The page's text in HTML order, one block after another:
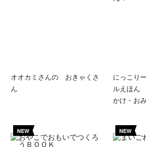
オオカミさんの おきゃくさ
ん
にっこり
ルえほん
かけ・お
NEW NEW